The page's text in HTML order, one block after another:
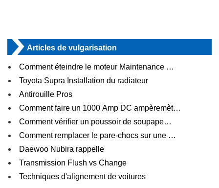
Articles de vulgarisation
Comment éteindre le moteur Maintenance …
Toyota Supra Installation du radiateur
Antirouille Pros
Comment faire un 1000 Amp DC ampèremèt…
Comment vérifier un poussoir de soupape…
Comment remplacer le pare-chocs sur une …
Daewoo Nubira rappelle
Transmission Flush vs Change
Techniques d'alignement de voitures